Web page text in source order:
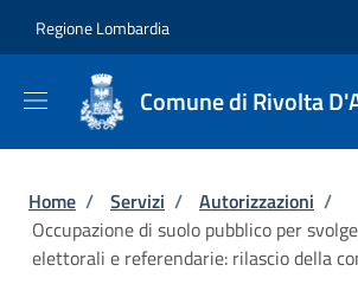
Regione Lombardia
Comune di Rivolta
Briciole di pane
Home / Servizi / Autorizzazioni /
Occupazione di suolo pubblico per
elettorali e referendarie: rilascio della